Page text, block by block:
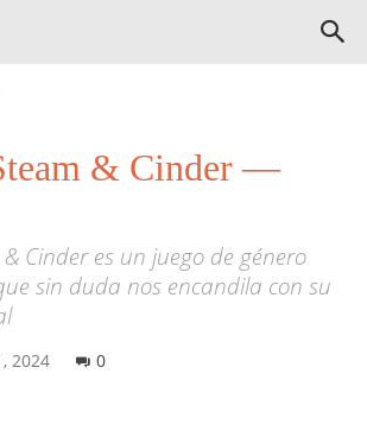
& Cinder —
Cinder es un juego de género
sin duda nos encandila con su
2024 0